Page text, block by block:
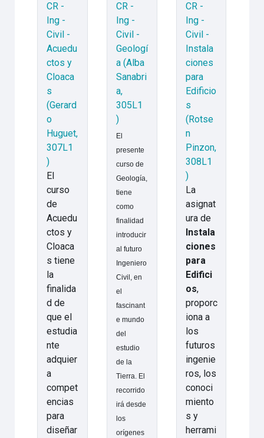
CR -
Ing -
Civil -
Acuedu
ctos y
Cloaca
s
(Gerard
o
Huguet,
307L1
)
El
curso
de
Acuedu
ctos y
Cloaca
s tiene
la
finalida
d de
que el
estudia
nte
adquier
a
compet
encias
para
diseñar
CR -
Ing -
Civil -
Geologí
a (Alba
Sanabri
a,
305L1
)
El
presente
curso de
Geología,
tiene
como
finalidad
introducir
al futuro
Ingeniero
Civil, en
el
fascinant
e mundo
del
estudio
de la
Tierra. El
recorrido
irá desde
los
orígenes
CR -
Ing -
Civil -
Instala
ciones
para
Edificio
s
(Rotse
n
Pinzon,
308L1
)
La
asignat
ura de
Instala
ciones
para
Edifici
os,
proporc
iona a
los
futuros
ingenie
ros, los
conoci
miento
s y
herrami